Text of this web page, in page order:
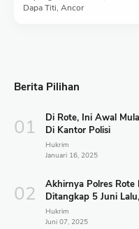
Dapa Titi, Ancor
Berita Pilihan
Di Rote, Ini Awal
Di Kantor Polisi
Hukrim
Januari 16, 2025
Akhirnya Polres Rote
Ditangkap 5 Juni
Hukrim
Juni 07, 2025